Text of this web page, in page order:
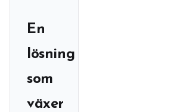
En
lösning
som
växer